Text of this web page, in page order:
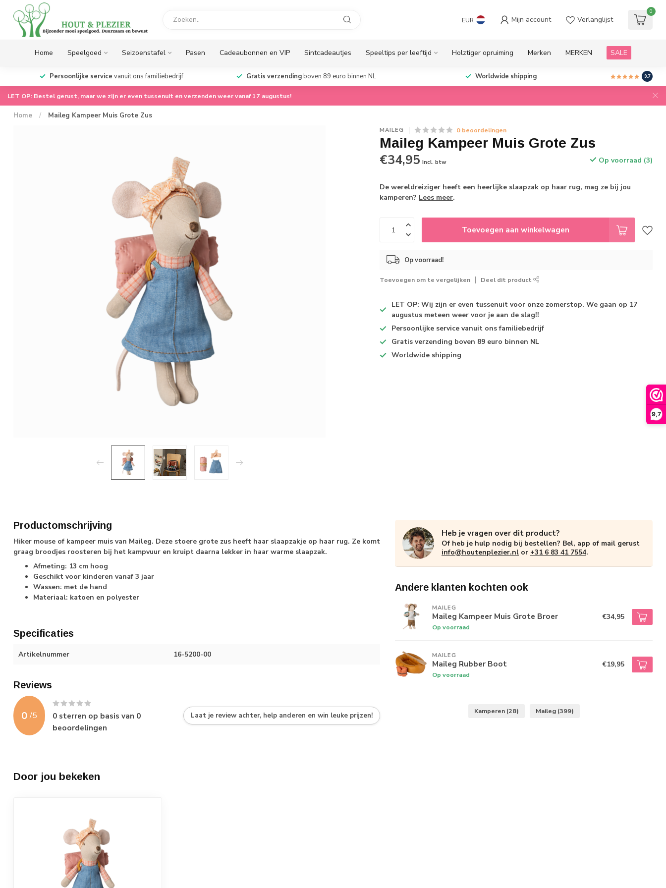
9,7
EUR Mijn account Verlanglijst
0
Home Speelgoed Seizoenstafel Pasen Cadeaubonnen en VIP Sintcadeautjes Speeltips per leeftijd Holztiger opruiming Merken MERKEN SALE
Persoonlijke service vanuit ons familiebedrijf Gratis verzendingboven 89 euro binnen NL Worldwide shipping 9.7
LET OP: Bestel gerust, maar we zijn er even tussenuit en verzenden weer vanaf 17 augustus!
Home / Maileg Kampeer Muis Grote Zus
MAILEG 0 beoordelingen
Maileg Kampeer Muis Grote Zus
€34,95 Incl. btw Op voorraad (3)
De wereldreiziger heeft een heerlijke slaapzak op haar rug, mag ze bij jou
kamperen? Lees meer.
Toevoegen aan winkelwagen
Op voorraad!
Toevoegen om te vergelijken Deel dit product
LET OP: Wij zijn er even tussenuit voor onze zomerstop. We gaan op 17
augustus meteen weer voor je aan de slag!!
Persoonlijke service vanuit ons familiebedrijf
Gratis verzending boven 89 euro binnen NL
Worldwide shipping
Productomschrijving
Hiker mouse of kampeer muis van Maileg. Deze stoere grote zus heeft haar slaapzakje op haar rug. Ze komt
graag broodjes roosteren bij het kampvuur en kruipt daarna lekker in haar warme slaapzak.
Afmeting: 13 cm hoog
Geschikt voor kinderen vanaf 3 jaar
Wassen: met de hand
Materiaal: katoen en polyester
Specificaties
Artikelnummer 16-5200-00
Reviews
0 /5 0 sterren op basis van 0
beoordelingen
Laat je review achter, help anderen en win leuke prijzen!
Heb je vragen over dit product?
Of heb je hulp nodig bij bestellen? Bel, app of mail gerust
info@houtenplezier.nl or +31 6 83 41 7554.
Andere klanten kochten ook
MAILEG
Maileg Kampeer Muis Grote Broer
Op voorraad
€34,95
MAILEG
Maileg Rubber Boot
Op voorraad
€19,95
Kamperen (28) Maileg (399)
Door jou bekeken